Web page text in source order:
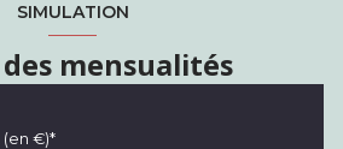
SIMULATION
mensualités
€)*